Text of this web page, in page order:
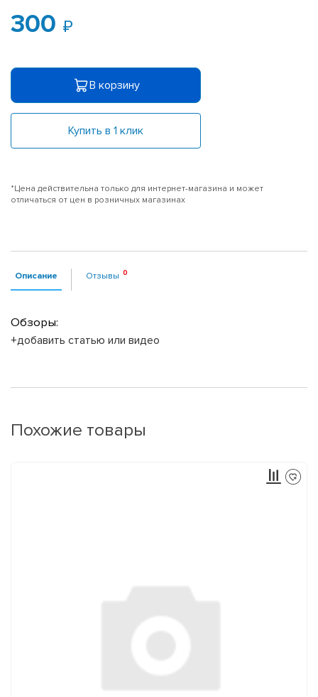
300
В корзину
Купить в 1 клик
*Цена действительна только для интернет-магазина и может
отличаться от цен в розничных магазинах
Описание Отзывы
Обзоры:
+добавить статью или видео
Похожие товары